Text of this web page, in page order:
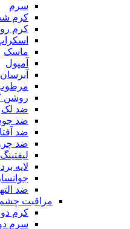
سرم
کرم
کرم
ماسک
آمپول
آبرسان
روشن
ضد لک
ضد
ضد
ضد
لیفتینگ
لایه
ضد
مراقبت چشم
کرم
سرم